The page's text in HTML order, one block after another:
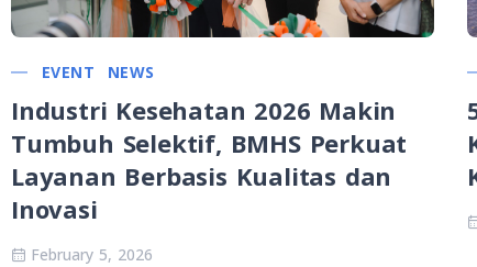
EVENT NEWS
Industri Kesehatan 2026 Makin
Tumbuh Selektif, BMHS Perkuat
Layanan Berbasis Kualitas dan
Inovasi
February 5, 2026